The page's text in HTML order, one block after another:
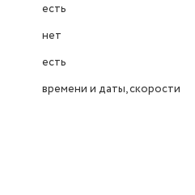
есть
нет
есть
времени и даты, скорости